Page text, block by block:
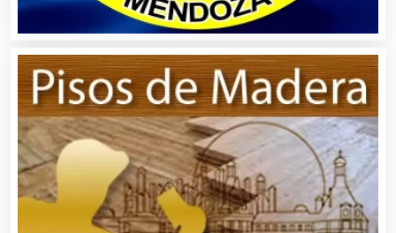
Asesoría Fiscal
Asilos
Asociaciones Civiles
Asociaciones Empresariales